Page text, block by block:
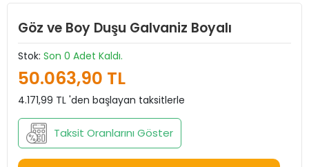
Göz ve Boy Duşu Galvaniz Boyalı
Stok: Son 0 Adet Kaldı.
50.063,90 TL
4.171,99 TL 'den başlayan taksitlerle
Taksit Oranlarını Göster